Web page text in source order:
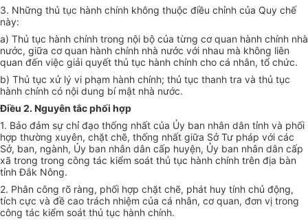
3. Những thủ tục hành chính không thuộc điều chỉnh của Quy chế
này:
a) Thủ tục hành chính trong nội bộ của từng cơ quan hành chính nhà
nước, giữa cơ quan hành chính nhà nước với nhau mà không liên
quan đến việc giải quyết thủ tục hành chính cho cá nhân, tổ chức.
b) Thủ tục xử lý vi phạm hành chính; thủ tục thanh tra và thủ tục
hành chính có nội dung bí mật nhà nước.
Điều 2. Nguyên tắc phối hợp
1. Bảo đảm sự chỉ đạo thống nhất của Ủy ban nhân dân tỉnh và phối
hợp thường xuyên, chặt chẽ, thống nhất giữa Sở Tư pháp với các
Sở, ban, ngành, Ủy ban nhân dân cấp huyện, Ủy ban nhân dân cấp
xã trong trong công tác kiểm soát thủ tục hành chính trên địa bàn
tỉnh Đắk Nông.
2. Phân công rõ ràng, phối hợp chặt chẽ, phát huy tính chủ động,
tích cực và đề cao trách nhiệm của cá nhân, cơ quan, đơn vị trong
công tác kiểm soát thủ tục hành chính.